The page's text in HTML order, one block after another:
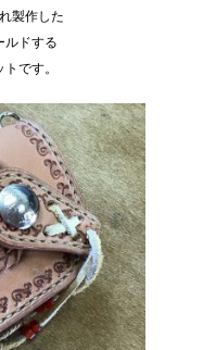
製作した
ルドする
です。